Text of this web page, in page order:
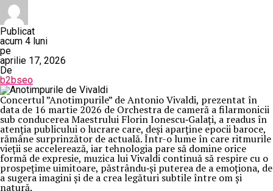
Publicat
acum 4 luni
pe
aprilie 17, 2026
De
b2bseo
Concertul ”Anotimpurile” de Antonio Vivaldi, prezentat în
data de 16 martie 2026 de Orchestra de cameră a filarmonicii
sub conducerea Maestrului Florin Ionescu‑Galați, a readus în
atenția publicului o lucrare care, deși aparține epocii baroce,
rămâne surprinzător de actuală. Într-o lume în care ritmurile
vieții se accelerează, iar tehnologia pare să domine orice
formă de expresie, muzica lui Vivaldi continuă să respire cu o
prospețime uimitoare, păstrându‑și puterea de a emoționa, de
a sugera imagini și de a crea legături subtile între om și
natură.